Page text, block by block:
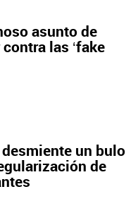
asunto de
las ‘fake
un bulo
de